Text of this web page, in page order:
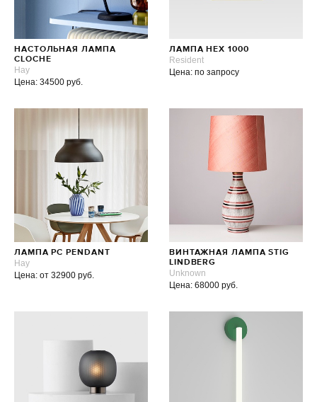
НАСТОЛЬНАЯ ЛАМПА
CLOCHE
Hay
Цена: 34500 руб.
ЛАМПА HEX 1000
Resident
Цена: по запросу
ЛАМПА PC PENDANT
Hay
Цена: от 32900 руб.
ВИНТАЖНАЯ ЛАМПА STIG
LINDBERG
Unknown
Цена: 68000 руб.